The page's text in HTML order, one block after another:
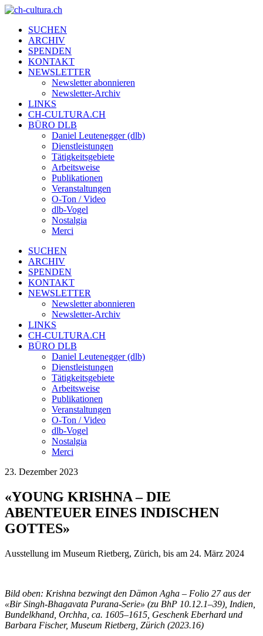
SUCHEN
ARCHIV
SPENDEN
KONTAKT
NEWSLETTER
Newsletter abonnieren
Newsletter-Archiv
LINKS
CH-CULTURA.CH
BÜRO DLB
Daniel Leutenegger (dlb)
Dienstleistungen
Tätigkeitsgebiete
Arbeitsweise
Publikationen
Veranstaltungen
O-Ton / Video
dlb-Vogel
Nostalgia
Merci
SUCHEN
ARCHIV
SPENDEN
KONTAKT
NEWSLETTER
Newsletter abonnieren
Newsletter-Archiv
LINKS
CH-CULTURA.CH
BÜRO DLB
Daniel Leutenegger (dlb)
Dienstleistungen
Tätigkeitsgebiete
Arbeitsweise
Publikationen
Veranstaltungen
O-Ton / Video
dlb-Vogel
Nostalgia
Merci
23. Dezember 2023
«YOUNG KRISHNA – DIE
ABENTEUER EINES INDISCHEN
GOTTES»
Ausstellung im Museum Rietberg, Zürich, bis am 24. März 2024
Bild oben: Krishna bezwingt den Dämon Agha – Folio 27 aus der
«Bir Singh-Bhagavata Purana-Serie» (zu BhP 10.12.1–39), Indien,
Bundelkhand, Orchha, ca. 1605–1615, Geschenk Eberhard und
Barbara Fischer, Museum Rietberg, Zürich (2023.16)